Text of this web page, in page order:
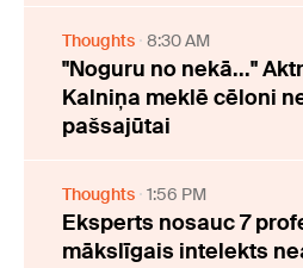
Thoughts 8:30 AM
"Noguru no nekā..."
Kalniņa meklē cēloni
pašsajūtai
Thoughts 1:56 PM
Eksperts nosauc 7
mākslīgais intelekts